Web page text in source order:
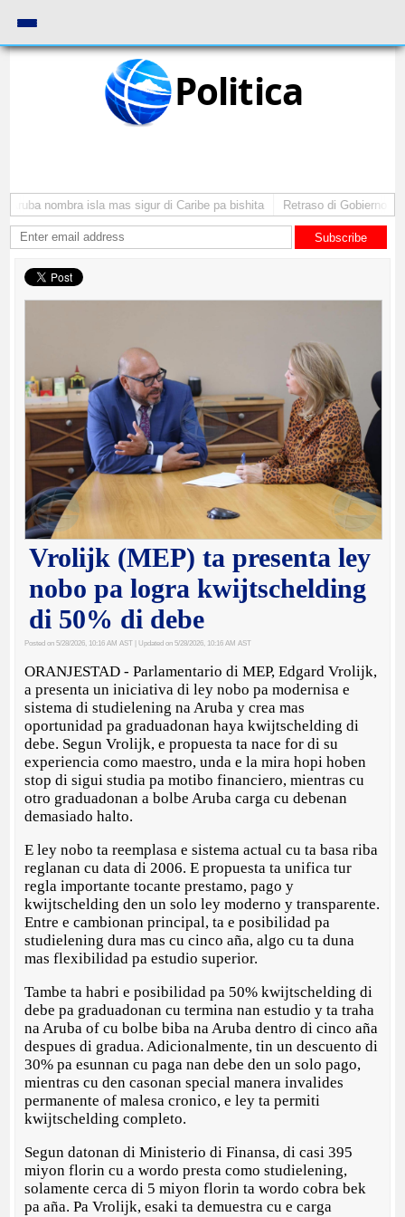
Politica
nombra isla mas sigur di Caribe pa bishita Retraso di Gobierno ta
Subscribe
Vrolijk (MEP) ta presenta ley
nobo pa logra kwijtschelding
di 50% di debe
Posted on 5/28/2026, 10:16 AM AST | Updated on 5/28/2026, 10:16 AM AST
ORANJESTAD - Parlamentario di MEP, Edgard Vrolijk,
a presenta un iniciativa di ley nobo pa modernisa e
sistema di studielening na Aruba y crea mas
oportunidad pa graduadonan haya kwijtschelding di
debe. Segun Vrolijk, e propuesta ta nace for di su
experiencia como maestro, unda e la mira hopi hoben
stop di sigui studia pa motibo financiero, mientras cu
otro graduadonan a bolbe Aruba carga cu debenan
demasiado halto.
E ley nobo ta reemplasa e sistema actual cu ta basa riba
reglanan cu data di 2006. E propuesta ta unifica tur
regla importante tocante prestamo, pago y
kwijtschelding den un solo ley moderno y transparente.
Entre e cambionan principal, ta e posibilidad pa
studielening dura mas cu cinco aña, algo cu ta duna
mas flexibilidad pa estudio superior.
Tambe ta habri e posibilidad pa 50% kwijtschelding di
debe pa graduadonan cu termina nan estudio y ta traha
na Aruba of cu bolbe biba na Aruba dentro di cinco aña
despues di gradua. Adicionalmente, tin un descuento di
30% pa esunnan cu paga nan debe den un solo pago,
mientras cu den casonan special manera invalides
permanente of malesa cronico, e ley ta permiti
kwijtschelding completo.
Segun datonan di Ministerio di Finansa, di casi 395
miyon florin cu a wordo presta como studielening,
solamente cerca di 5 miyon florin ta wordo cobra bek
pa aña. Pa Vrolijk, esaki ta demuestra cu e carga